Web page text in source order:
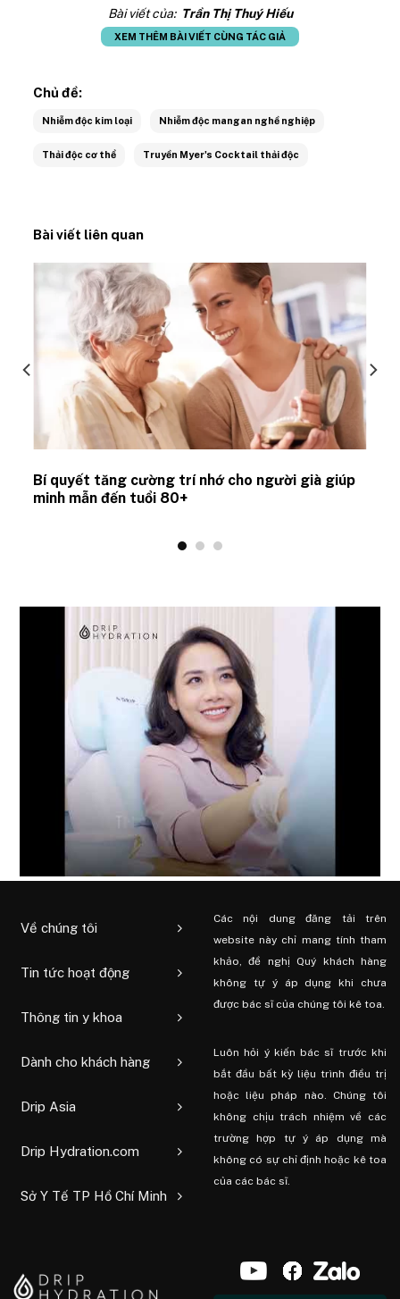
Bài viết của: Trần Thị Thuý Hiếu
XEM THÊM BÀI VIẾT CÙNG TÁC GIẢ
Chủ đề:
Nhiễm độc kim loại Nhiễm độc mangan nghề nghiệp
Thải độc cơ thể Truyền Myer's Cocktail thải độc
Bài viết liên quan
Bí quyết tăng cường trí nhớ cho người già giúp
minh mẫn đến tuổi 80+
Về chúng tôi
Tin tức hoạt động
Thông tin y khoa
Dành cho khách hàng
Drip Asia
Drip Hydration.com
Sở Y Tế TP Hồ Chí Minh
Các nội dung đăng tải trên
website này chỉ mang tính tham
khảo, đề nghị Quý khách hàng
không tự ý áp dụng khi chưa
được bác sĩ của chúng tôi kê toa.
Luôn hỏi ý kiến ​​bác sĩ trước khi
bắt đầu bất kỳ liệu trình điều trị
hoặc liệu pháp nào. Chúng tôi
không chịu trách nhiệm về các
trường hợp tự ý áp dụng mà
không có sự chỉ định hoặc kê toa
của các bác sĩ.